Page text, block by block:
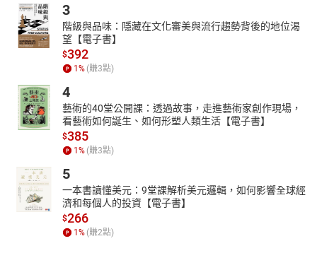
3
階級與品味：隱藏在文化審美與流行趨勢背後的地位渴
望【電子書】
$392
1% (賺3點)
4
藝術的40堂公開課：透過故事，走進藝術家創作現場，
看藝術如何誕生、如何形塑人類生活【電子書】
$385
1% (賺3點)
5
一本書讀懂美元：9堂課解析美元邏輯，如何影響全球經
濟和每個人的投資【電子書】
$266
1% (賺2點)